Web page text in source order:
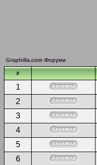
Graphilla.com Форуми
#
1
2
3
4
5
6